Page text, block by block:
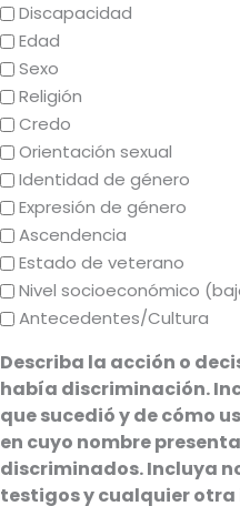
Discapacidad
Edad
Sexo
Religión
Credo
Orientación sexual
Identidad de género
Expresión de género
Ascendencia
Estado de veterano
Nivel socioeconómico
Antecedentes/Cultura
Describa la acción o
había discriminación.
que sucedió y de cómo
en cuyo nombre
discriminados. Incluya
testigos y cualquier